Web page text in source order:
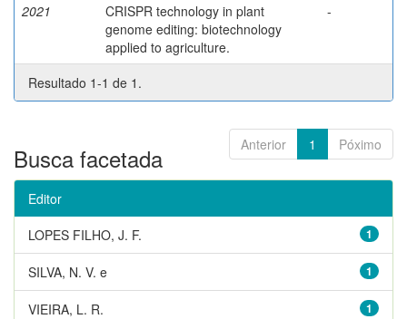
2021
CRISPR technology in plant
genome editing: biotechnology
applied to agriculture.
-
Resultado 1-1 de 1.
Anterior 1 Póximo
Busca facetada
Editor
1
LOPES FILHO, J. F.
1
SILVA, N. V. e
1
VIEIRA, L. R.